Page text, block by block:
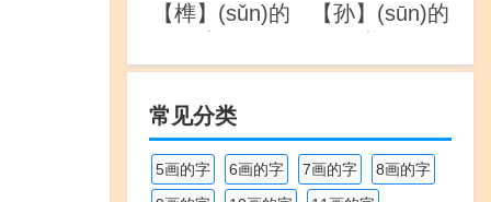
【榫】(sǔn)的
【孙】(sūn)的
常见分类
5画的字 6画的字 7画的字
8画的字